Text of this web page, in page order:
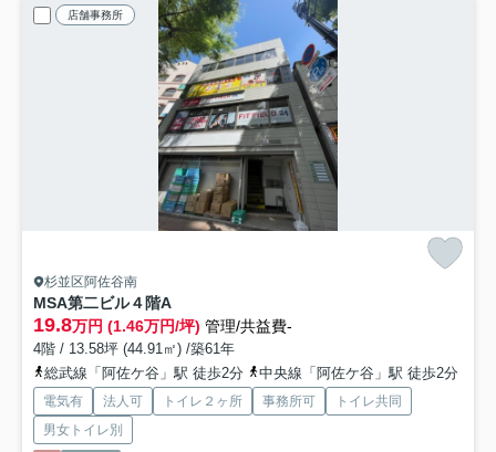
店舗事務所
杉並区阿佐谷南
MSA第二ビル４階A
19.8万円 (1.46万円/坪) 管理/共益費-
4階 / 13.58坪 (44.91㎡) /築61年
総武線「阿佐ケ谷」駅 徒歩2分
中央線「阿佐ケ谷」駅 徒歩2分
電気有 法人可 トイレ２ヶ所 事務所可
トイレ共同
男女トイレ別